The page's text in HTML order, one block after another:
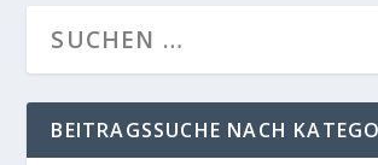
BEITRAGSSUCHE NACH